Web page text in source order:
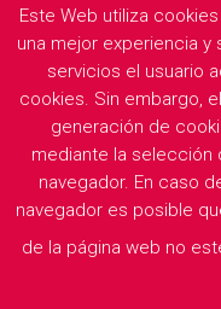
Martes yMiércoles
cita)
PB.X2
Filología
Descargar horarios
Este Web utiliza
una mejor experiencia y
servicios el usuario
cookies. Sin embargo,
generación de
mediante la selección
navegador. En caso
navegador es posible
de la página web no